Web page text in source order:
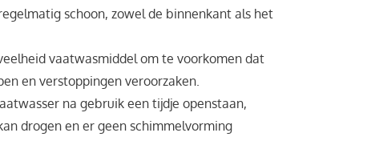
schoon, zowel de binnenkant als het
vaatwasmiddel om te voorkomen dat
en verstoppingen veroorzaken.
na gebruik een tijdje openstaan,
drogen en er geen schimmelvorming